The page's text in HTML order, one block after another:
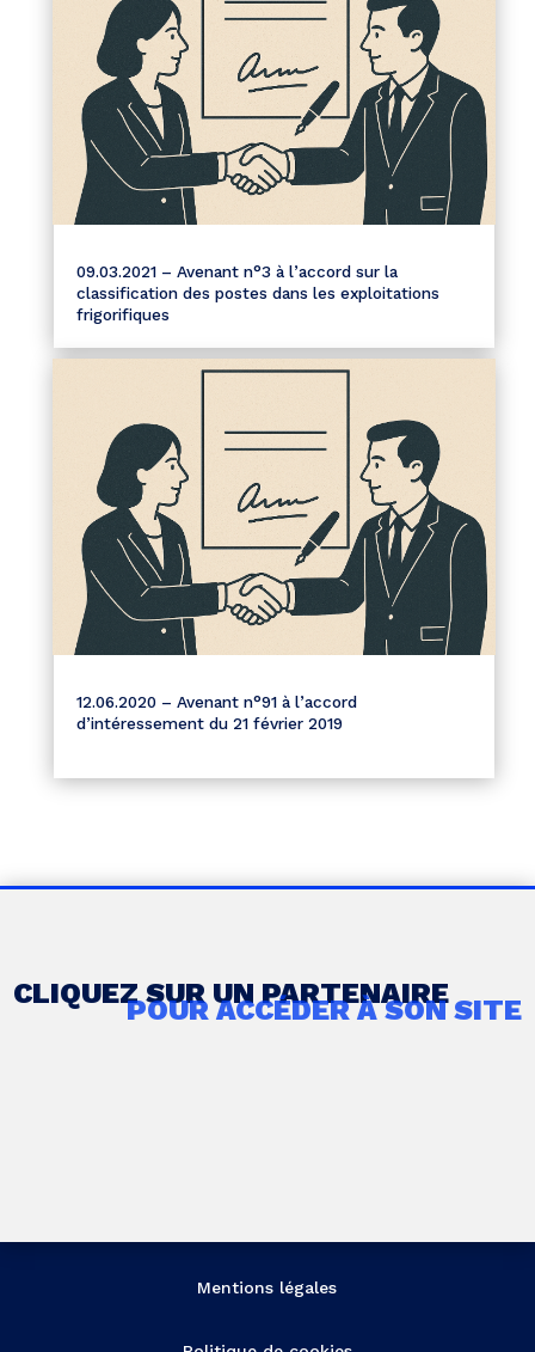
09.03.2021 – Avenant n°3 à l’accord sur la
classification des postes dans les exploitations
frigorifiques
12.06.2020 – Avenant n°91 à l’accord
d’intéressement du 21 février 2019
CLIQUEZ SUR UN PARTENAIRE
POUR ACCÉDER À SON SITE
Mentions légales